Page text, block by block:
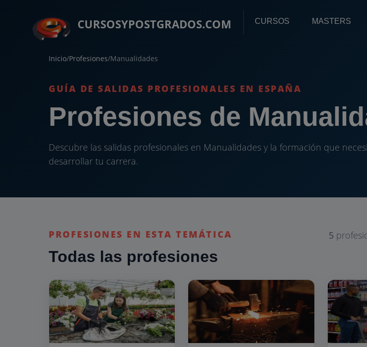
CURSOSYPOSTGRADOS.COM CURSOS MASTERS
Inicio/Profesiones/Manualidades
GUÍA DE SALIDAS PROFESIONALES EN ESPAÑA
Profesiones de
Descubre las salidas profesionales en Manualidades y la formación que
desarrollar tu carrera.
PROFESIONES EN ESTA TEMÁTICA
Todas las profesiones
5